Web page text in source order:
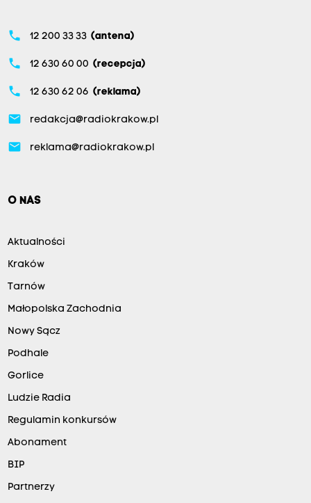
phone 12 200 33 33 (antena)
phone 12 630 60 00 (recepcja)
phone 12 630 62 06 (reklama)
email redakcja@radiokrakow.pl
email reklama@radiokrakow.pl
O NAS
Aktualności
Kraków
Tarnów
Małopolska Zachodnia
Nowy Sącz
Podhale
Gorlice
Ludzie Radia
Regulamin konkursów
Abonament
BIP
Partnerzy